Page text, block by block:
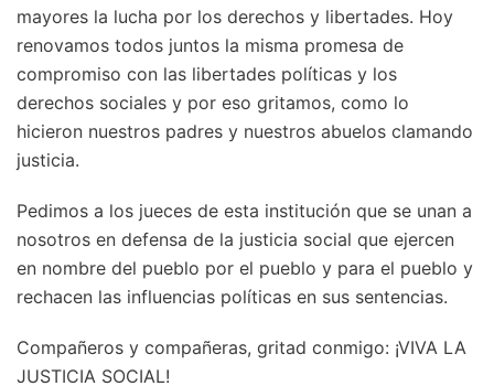
mayores la lucha por los derechos y libertades. Hoy
renovamos todos juntos la misma promesa de
compromiso con las libertades políticas y los
derechos sociales y por eso gritamos, como lo
hicieron nuestros padres y nuestros abuelos clamando
justicia.
Pedimos a los jueces de esta institución que se unan a
nosotros en defensa de la justicia social que ejercen
en nombre del pueblo por el pueblo y para el pueblo y
rechacen las influencias políticas en sus sentencias.
Compañeros y compañeras, gritad conmigo: ¡VIVA LA
JUSTICIA SOCIAL!